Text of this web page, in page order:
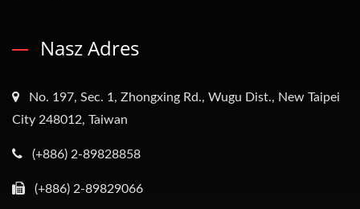
Nasz Adres
No. 197, Sec. 1, Zhongxing Rd., Wugu Dist., New Taipei
City 248012, Taiwan
(+886) 2-89828858
(+886) 2-89829066